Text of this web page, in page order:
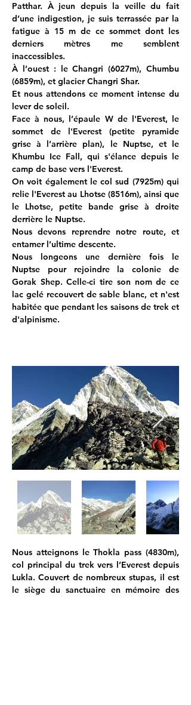
Patthar. À jeun depuis la veille du fait
d’une indigestion, je suis terrassée par la
fatigue à 15 m de ce sommet dont les
derniers mètres me semblent
inaccessibles.
À l’ouest : le Changri (6027m), Chumbu
(6859m), et glacier Changri Shar.
Et nous attendons ce moment intense du
lever de soleil.
Face à nous, l’épaule W de l'Everest, le
sommet de l'Everest (petite pyramide
grise à l’arrière plan), le Nuptse, et le
Khumbu Ice Fall, qui s'élance depuis le
camp de base vers l'Everest.
On voit également le col sud (7925m) qui
relie l'Everest au Lhotse (8516m), ainsi que
le Lhotse, petite bande grise à droite
derrière le Nuptse.
Nous devons reprendre notre route, et
entamer l’ultime descente.
Nous longeons une dernière fois le
Nuptse pour rejoindre la colonie de
Gorak Shep. Celle-ci tire son nom de ce
lac gelé recouvert de sable blanc, et n'est
habitée que pendant les saisons de trek et
d'alpinisme.
Nous atteignons le Thokla pass (4830m),
col principal du trek vers l’Everest depuis
Lukla. Couvert de nombreux stupas, il est
le siège du sanctuaire en mémoire des